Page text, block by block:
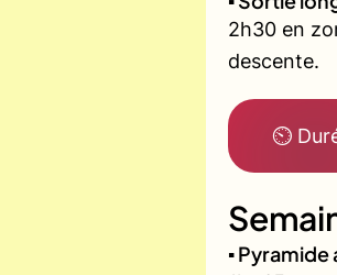
2h30 en
descente.
⏲
▪️